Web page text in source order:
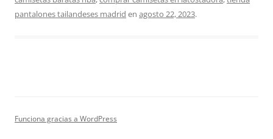
pantalones tailandeses madrid en agosto 22, 2023.
Funciona gracias a WordPress